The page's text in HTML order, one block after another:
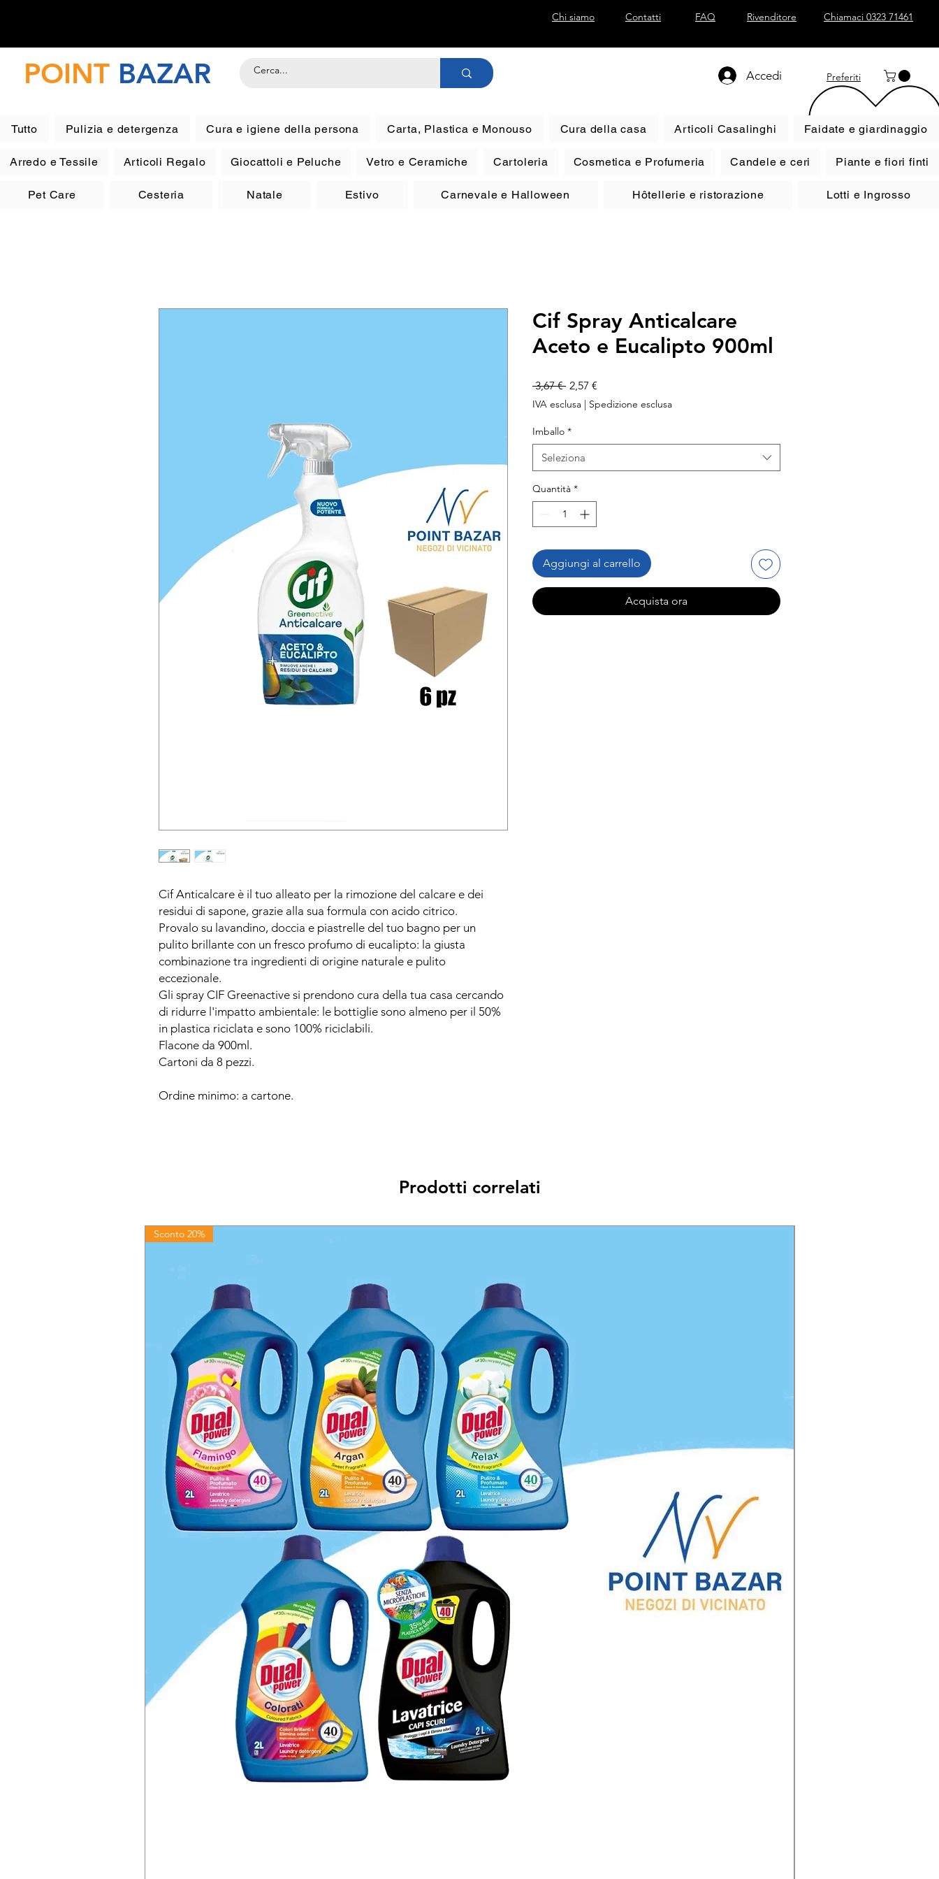
Chi siamo Contatti FAQ Rivenditore Chiamaci 0323 71461
POINT BAZAR Accedi Preferiti
Tutto Pulizia e detergenza Cura e igiene della persona Carta, Plastica e Monouso Cura della casa Articoli Casalinghi Faidate e giardinaggio
Arredo e Tessile Articoli Regalo Giocattoli e Peluche Vetro e Ceramiche Cartoleria Cosmetica e Profumeria Candele e ceri Piante e fiori finti
Pet Care Cesteria Natale Estivo Carnevale e Halloween Hôtellerie e ristorazione Lotti e Ingrosso
Cif Anticalcare è il tuo alleato per la rimozione del calcare e dei
residui di sapone, grazie alla sua formula con acido citrico.
Provalo su lavandino, doccia e piastrelle del tuo bagno per un
pulito brillante con un fresco profumo di eucalipto: la giusta
combinazione tra ingredienti di origine naturale e pulito
eccezionale.
Gli spray CIF Greenactive si prendono cura della tua casa cercando
di ridurre l'impatto ambientale: le bottiglie sono almeno per il 50%
in plastica riciclata e sono 100% riciclabili.
Flacone da 900ml.
Cartoni da 8 pezzi.
Ordine minimo: a cartone.
Cif Spray Anticalcare
Aceto e Eucalipto 900ml
3,67 € Prezzo
regolare
2,57 €
scontato
IVA esclusa | Spedizione esclusa
Imballo *
Seleziona
Quantità *
Aggiungi al carrello
Acquista ora
Prodotti correlati
Sconto 20%